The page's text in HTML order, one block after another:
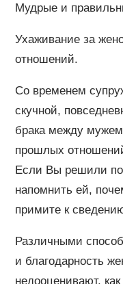
Мудрые и
Ухаживание за
отношений.
Со временем
скучной,
брака между
прошлых
Если Вы решили
напомнить ей,
примите к
Различными
и благодарность
недооценивают,